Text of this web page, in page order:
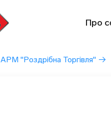
Про
АРМ "Роздрібна Торгівля" →